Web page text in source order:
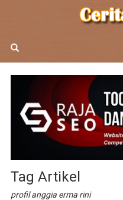
Tag Artikel
profil anggia erma rini